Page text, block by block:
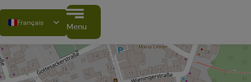
Français
Deutsch
English
Italiano
Menu